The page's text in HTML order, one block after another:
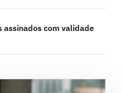
assinados com validade